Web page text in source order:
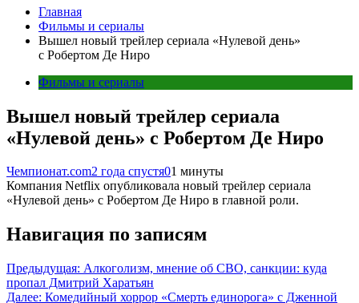
Главная
Фильмы и сериалы
Вышел новый трейлер сериала «Нулевой день»
с Робертом Де Ниро
Фильмы и сериалы
Вышел новый трейлер сериала
«Нулевой день» с Робертом Де Ниро
Чемпионат.com2 года спустя01 минуты
Компания Netflix опубликовала новый трейлер сериала
«Нулевой день» с Робертом Де Ниро в главной роли.
Навигация по записям
Предыдущая: Алкоголизм, мнение об СВО, санкции: куда
пропал Дмитрий Харатьян
Далее: Комедийный хоррор «Смерть единорога» с Дженной